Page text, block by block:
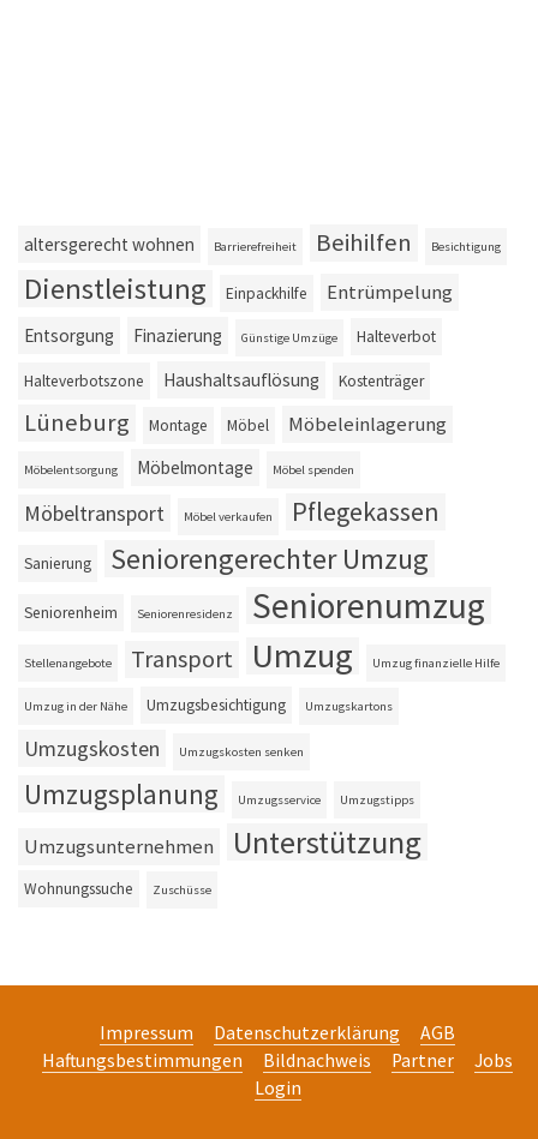
altersgerecht wohnen Barrierefreiheit Beihilfen Besichtigung
Dienstleistung Einpackhilfe Entrümpelung
Entsorgung Finazierung Günstige Umzüge Halteverbot
Halteverbotszone Haushaltsauflösung Kostenträger
Lüneburg Montage Möbel Möbeleinlagerung
Möbelentsorgung Möbelmontage Möbel spenden
Möbeltransport Möbel verkaufen Pflegekassen
Sanierung Seniorengerechter Umzug
Seniorenheim Seniorenresidenz Seniorenumzug
Stellenangebote Transport Umzug Umzug finanzielle Hilfe
Umzug in der Nähe Umzugsbesichtigung Umzugskartons
Umzugskosten Umzugskosten senken
Umzugsplanung Umzugsservice Umzugstipps
Umzugsunternehmen Unterstützung
Wohnungssuche Zuschüsse
Impressum Datenschutzerklärung
AGB
Haftungsbestimmungen
Bildnachweis Partner
Jobs
Login